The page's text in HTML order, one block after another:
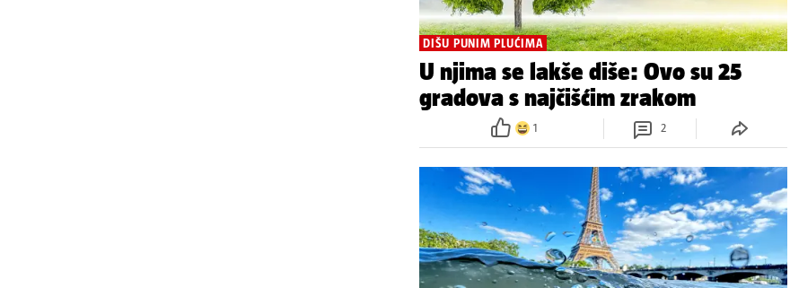
DIŠU PUNIM PLUĆIMA
U njima se lakše diše: Ovo su 25
gradova s najčišćim zrakom
1 2